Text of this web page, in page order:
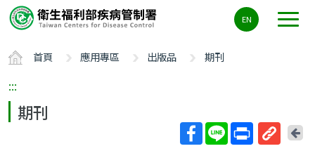
要
容
ALT+C
EN
首頁 應用專區 出版品 期刊
:::
期刊
回